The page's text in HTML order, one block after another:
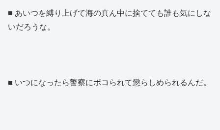
■ あいつを縛り上げて海の真ん中に捨てても誰も気にしな
いだろうな。
■ いつになったら警察にボコられて懲らしめられるんだ。